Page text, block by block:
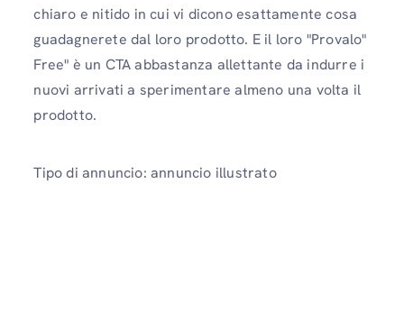
chiaro e nitido in cui vi dicono esattamente cosa
guadagnerete dal loro prodotto. E il loro "Provalo"
Free" è un CTA abbastanza allettante da indurre i
nuovi arrivati ​​a sperimentare almeno una volta il
prodotto.
Tipo di annuncio: annuncio illustrato